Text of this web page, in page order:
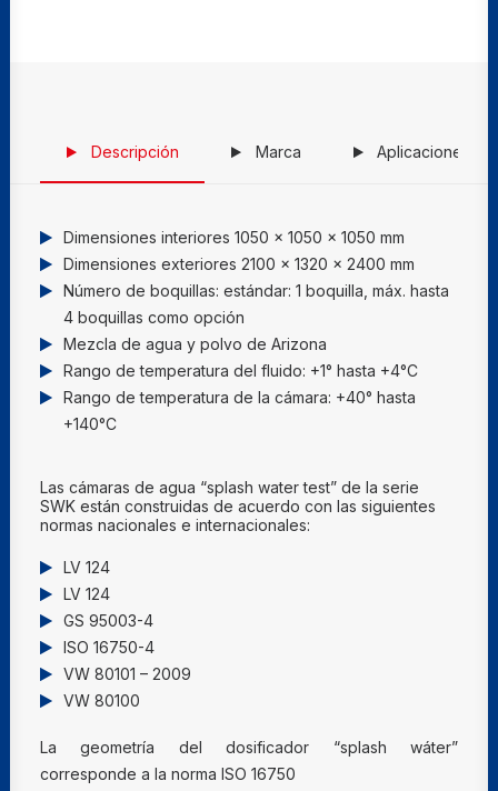
Descripción Marca Aplicaciones
Dimensiones interiores 1050 x 1050 x 1050 mm
Dimensiones exteriores 2100 x 1320 x 2400 mm
Número de boquillas: estándar: 1 boquilla, máx. hasta
4 boquillas como opción
Mezcla de agua y polvo de Arizona
Rango de temperatura del fluido: +1° hasta +4°C
Rango de temperatura de la cámara: +40° hasta
+140°C
Las cámaras de agua “splash water test” de la serie
SWK están construidas de acuerdo con las siguientes
normas nacionales e internacionales:
LV 124
LV 124
GS 95003-4
ISO 16750-4
VW 80101 – 2009
VW 80100
La geometría del dosificador “splash wáter”
corresponde a la norma ISO 16750